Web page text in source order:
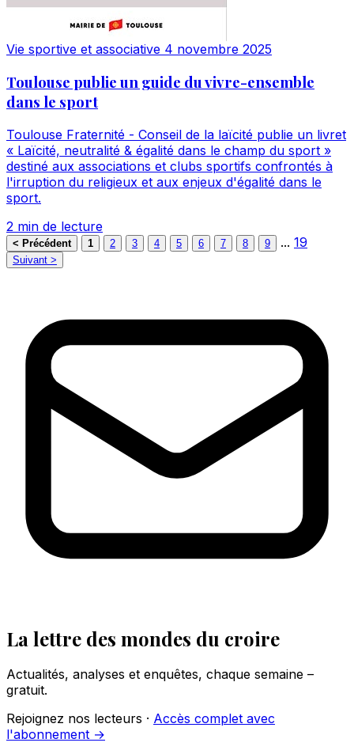
Vie sportive et associative 4 novembre 2025
Toulouse publie un guide du vivre-ensemble
dans le sport
Toulouse Fraternité - Conseil de la laïcité publie un livret
« Laïcité, neutralité & égalité dans le champ du sport »
destiné aux associations et clubs sportifs confrontés à
l'irruption du religieux et aux enjeux d'égalité dans le
sport.
2 min de lecture
< Précédent 1 2 3 4 5 6 7 8 9 ... 19
Suivant >
La lettre des mondes du croire
Actualités, analyses et enquêtes, chaque semaine –
gratuit.
Rejoignez nos lecteurs · Accès complet avec
l'abonnement →